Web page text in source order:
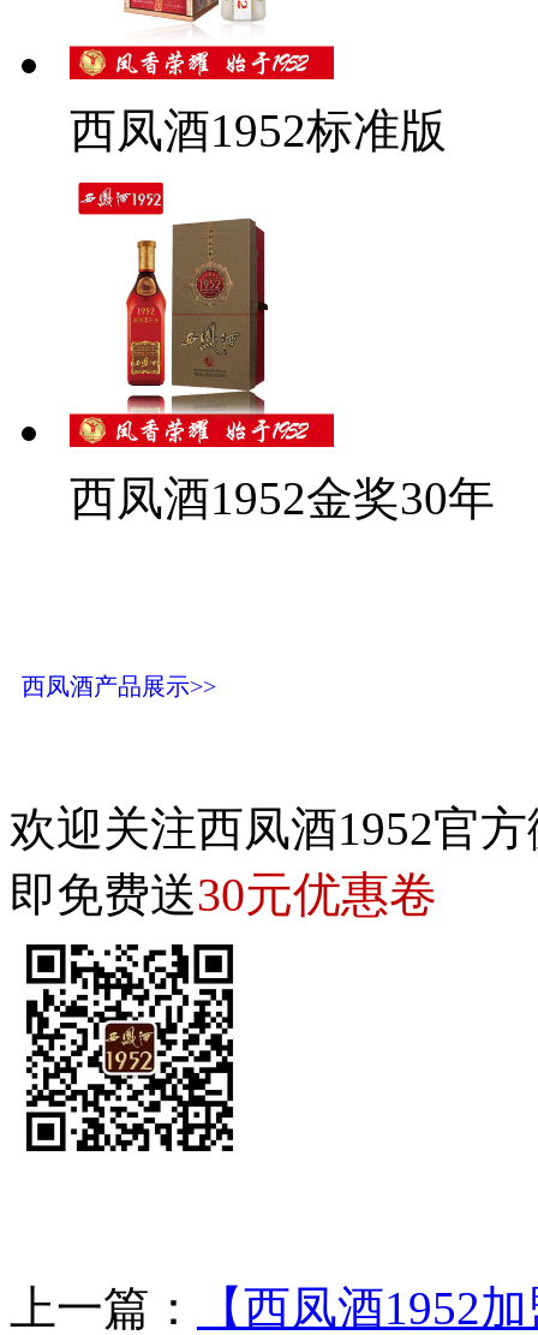
西凤酒1952标准版
西凤酒1952金奖30年
西凤酒产品展示>>
欢迎关注西凤酒1952官
即免费送30元优惠卷
上一篇：
【西凤酒1952